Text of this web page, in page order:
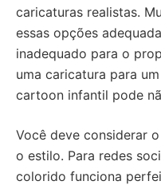
caricaturas realistas.
essas opções
inadequado para o
uma caricatura para
cartoon infantil pode
Você deve considerar
o estilo. Para redes
colorido funciona